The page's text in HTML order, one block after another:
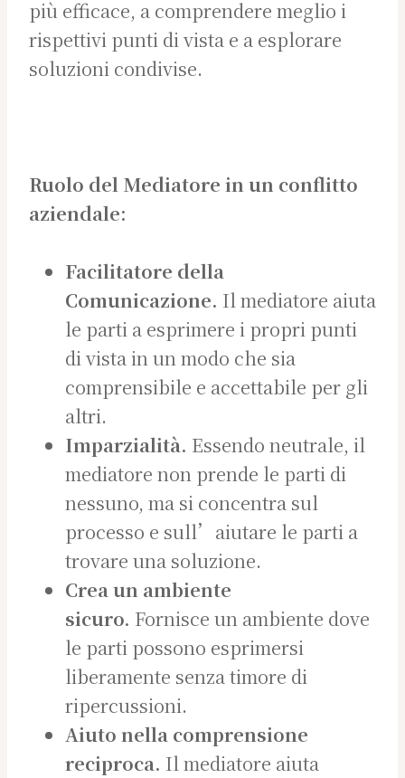
più efficace, a comprendere meglio i
rispettivi punti di vista e a esplorare
soluzioni condivise.
Ruolo del Mediatore in un conflitto
aziendale:
Facilitatore della
Comunicazione. Il mediatore aiuta
le parti a esprimere i propri punti
di vista in un modo che sia
comprensibile e accettabile per gli
altri.
Imparzialità. Essendo neutrale, il
mediatore non prende le parti di
nessuno, ma si concentra sul
processo e sull’aiutare le parti a
trovare una soluzione.
Crea un ambiente
sicuro. Fornisce un ambiente dove
le parti possono esprimersi
liberamente senza timore di
ripercussioni.
Aiuto nella comprensione
reciproca. Il mediatore aiuta